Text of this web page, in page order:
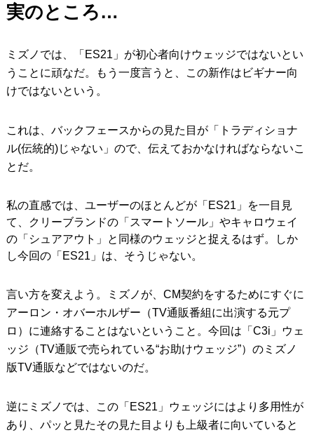
実のところ…
ミズノでは、「ES21」が初心者向けウェッジではないとい
うことに頑なだ。もう一度言うと、この新作はビギナー向
けではないという。
これは、バックフェースからの見た目が「トラディショナ
ル(伝統的)じゃない」ので、伝えておかなければならないこ
とだ。
私の直感では、ユーザーのほとんどが「ES21」を一目見
て、クリーブランドの「スマートソール」やキャロウェイ
の「シュアアウト」と同様のウェッジと捉えるはず。しか
し今回の「ES21」は、そうじゃない。
言い方を変えよう。ミズノが、CM契約をするためにすぐに
アーロン・オバーホルザー（TV通販番組に出演する元プ
ロ）に連絡することはないということ。今回は「C3i」ウェ
ッジ（TV通販で売られている“お助けウェッジ”）のミズノ
版TV通販などではないのだ。
逆にミズノでは、この「ES21」ウェッジにはより多用性が
あり、パッと見たその見た目よりも上級者に向いていると